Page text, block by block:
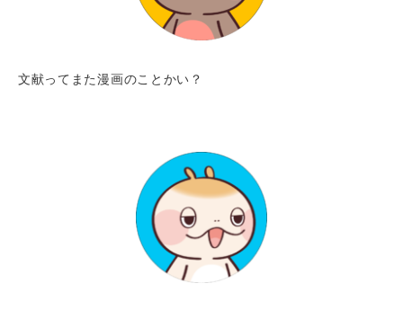
文献ってまた漫画のことかい？